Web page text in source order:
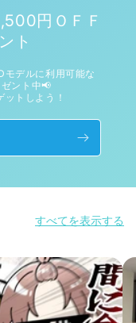
円ＯＦＦ
ト
デルに利用可能な
ント中📢
トしよう！
すべてを表示する